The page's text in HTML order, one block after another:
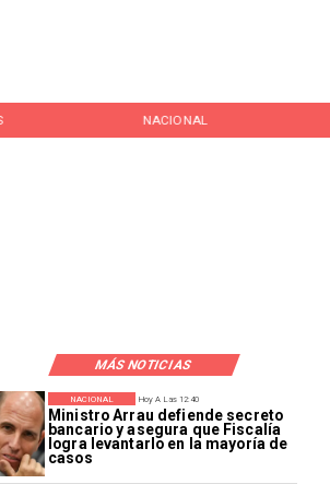
NACIONAL
MÁS NOTICIAS
Hoy A Las 12:40
Ministro Arrau defiende secreto
bancario y asegura que Fiscalía
logra levantarlo en la mayoría de
casos
NACIONAL